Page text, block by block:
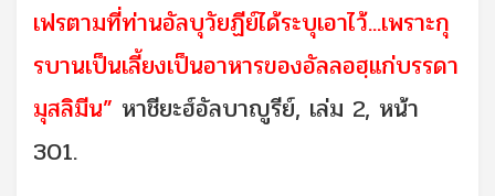
เฟรตามที่ท่านอัลบุวัยฏีย์ได้ระบุเอาไว้...เพราะกุ
รบานเป็นเลี้ยงเป็นอาหารของอัลลอฮฺแก่บรรดา
มุสลิมีน” หาชียะฮ์อัลบาญูรีย์, เล่ม 2, หน้า
301.